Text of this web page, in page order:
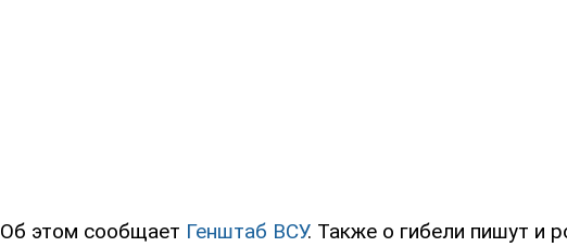
Об этом сообщает Генштаб ВСУ. Также о гибели пишут и